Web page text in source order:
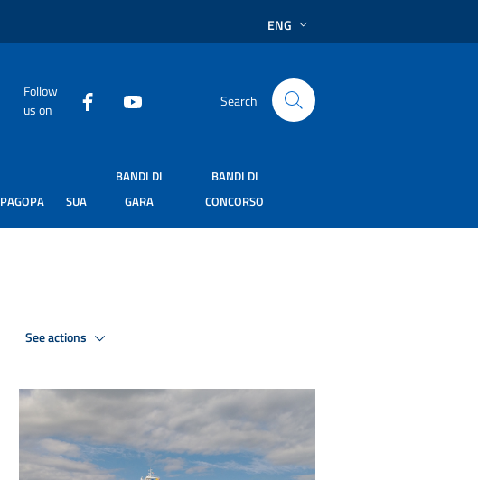
ENG
Follow
us on
Search
PAGOPA SUA
BANDI DI
GARA
BANDI DI
CONCORSO
See actions